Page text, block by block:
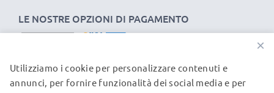
LE NOSTRE OPZIONI DI PAGAMENTO
I NOSTRI PARTNER DI SPEDIZIONE
×
Utilizziamo i cookie per personalizzare contenuti e
annunci, per fornire funzionalità dei social media e per